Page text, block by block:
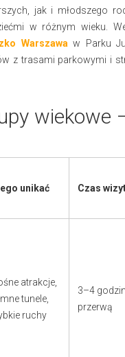
jak i młodszego
w różnym wieku.
Warszawa w Parku
z trasami parkowymi i
wiekowe
unikać Czas
atrakcje,
tunele,
ruchy
3–4
przerwą